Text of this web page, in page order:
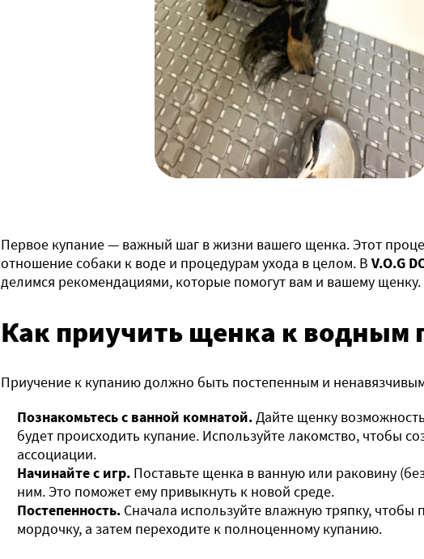
Первое купание — важный шаг в жизни вашего щенка. Этот
отношение собаки к воде и процедурам ухода в целом. ВV.O.G
делимся рекомендациями, которые помогут вам и вашему щенку.
Как приучить щенка к водным
Приучение к купанию должно быть постепенным и
Познакомьтесь с ванной комнатой. Дайте щенку
будет происходить купание. Используйте лакомство, чтобы
ассоциации.
Начинайте с игр. Поставьте щенка в ванную или раковину
ним. Это поможет ему привыкнуть к новой среде.
Постепенность. Сначала используйте влажную тряпку, чтобы
мордочку, а затем переходите к полноценному купанию.